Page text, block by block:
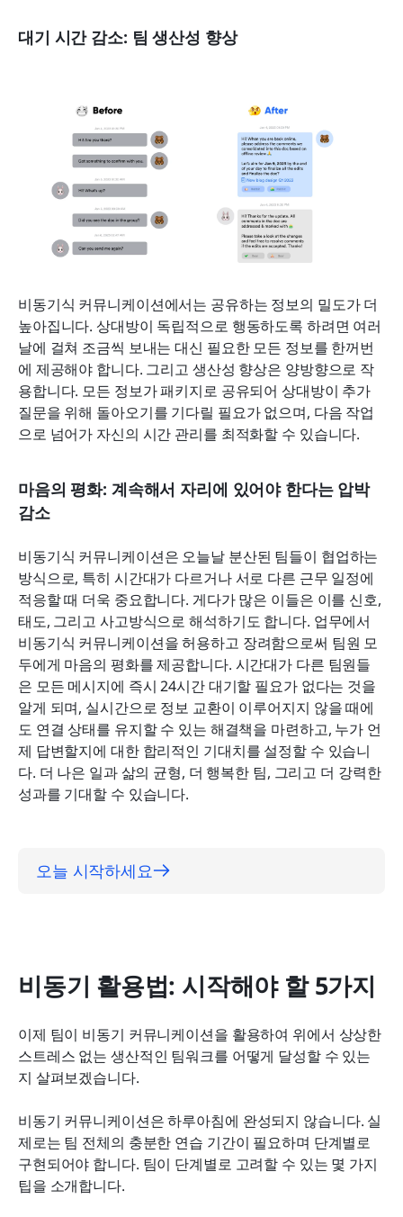
대기 시간 감소: 팀 생산성 향상
비동기식 커뮤니케이션에서는 공유하는 정보의 밀도가 더
높아집니다. 상대방이 독립적으로 행동하도록 하려면 여러
날에 걸쳐 조금씩 보내는 대신 필요한 모든 정보를 한꺼번
에 제공해야 합니다. 그리고 생산성 향상은 양방향으로 작
용합니다. 모든 정보가 패키지로 공유되어 상대방이 추가
질문을 위해 돌아오기를 기다릴 필요가 없으며, 다음 작업
으로 넘어가 자신의 시간 관리를 최적화할 수 있습니다.
마음의 평화: 계속해서 자리에 있어야 한다는 압박
감소
비동기식 커뮤니케이션은 오늘날 분산된 팀들이 협업하는
방식으로, 특히 시간대가 다르거나 서로 다른 근무 일정에
적응할 때 더욱 중요합니다. 게다가 많은 이들은 이를 신호,
태도, 그리고 사고방식으로 해석하기도 합니다. 업무에서
비동기식 커뮤니케이션을 허용하고 장려함으로써 팀원 모
두에게 마음의 평화를 제공합니다. 시간대가 다른 팀원들
은 모든 메시지에 즉시 24시간 대기할 필요가 없다는 것을
알게 되며, 실시간으로 정보 교환이 이루어지지 않을 때에
도 연결 상태를 유지할 수 있는 해결책을 마련하고, 누가 언
제 답변할지에 대한 합리적인 기대치를 설정할 수 있습니
다. 더 나은 일과 삶의 균형, 더 행복한 팀, 그리고 더 강력한
성과를 기대할 수 있습니다.
오늘 시작하세요
비동기 활용법: 시작해야 할 5가지
이제 팀이 비동기 커뮤니케이션을 활용하여 위에서 상상한
스트레스 없는 생산적인 팀워크를 어떻게 달성할 수 있는
지 살펴보겠습니다.
비동기 커뮤니케이션은 하루아침에 완성되지 않습니다. 실
제로는 팀 전체의 충분한 연습 기간이 필요하며 단계별로
구현되어야 합니다. 팀이 단계별로 고려할 수 있는 몇 가지
팁을 소개합니다.